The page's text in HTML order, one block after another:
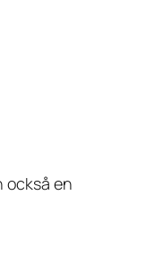
också en